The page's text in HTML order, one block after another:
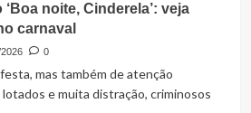
noite, Cinderela’: veja
carnaval
0
mas também de atenção
e muita distração, criminosos